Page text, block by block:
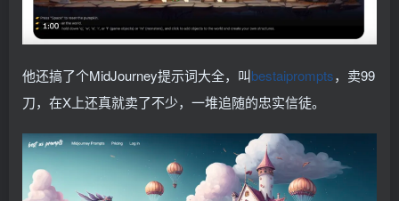
他还搞了个MidJourney提示词大全，叫bestaiprompts，卖99
刀，在X上还真就卖了不少，一堆追随的忠实信徒。